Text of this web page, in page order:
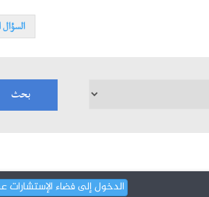
السؤال
الدخول إلى فضاء الإستشارات